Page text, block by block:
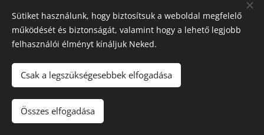
McPotter's Creeks Kandis CAC
Sütiket használunk, hogy biztosítsuk a weboldal megfelelő
működését és biztonságát, valamint hogy a lehető legjobb
felhasználói élményt kínáljuk Neked.
Csak a legszükségesebbek elfogadása
Összes elfogadása